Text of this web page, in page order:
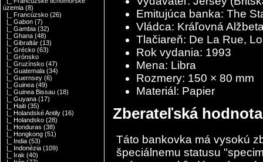
územia (8)
|_ Francúzsko (26)
|_ Gabon (7)
|_ Gambia (32)
|_ Ghana (48)
|_ Gibraltár (13)
|_ Grécko (63)
|_ Grónsko
|_ Gruzínsko (47)
|_ Guatemala (34)
|_ Guernsey (6)
|_ Guinea (49)
|_ Guinea Bissau (18)
|_ Guyana (17)
|_ Haiti (35)
|_ Holandské Antily (16)
|_ Holandsko (28)
|_ Honduras (38)
|_ Hongkong (51)
|_ India (53)
|_ Indonézia (109)
|_ Irak (40)
Emitujúca banka: The
Vládca: Kráľovná
Tlačiareň: De La Rue,
Rok vydania: 1993
Mena: Libra
Rozmery: 150 × 80 mm
Materiál: Papier
Zberateľská hodnota
Táto bankovka má vysokú
špeciálnemu statusu